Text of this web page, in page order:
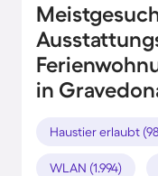
in
Haustier erlaubt
WLAN (1.994)